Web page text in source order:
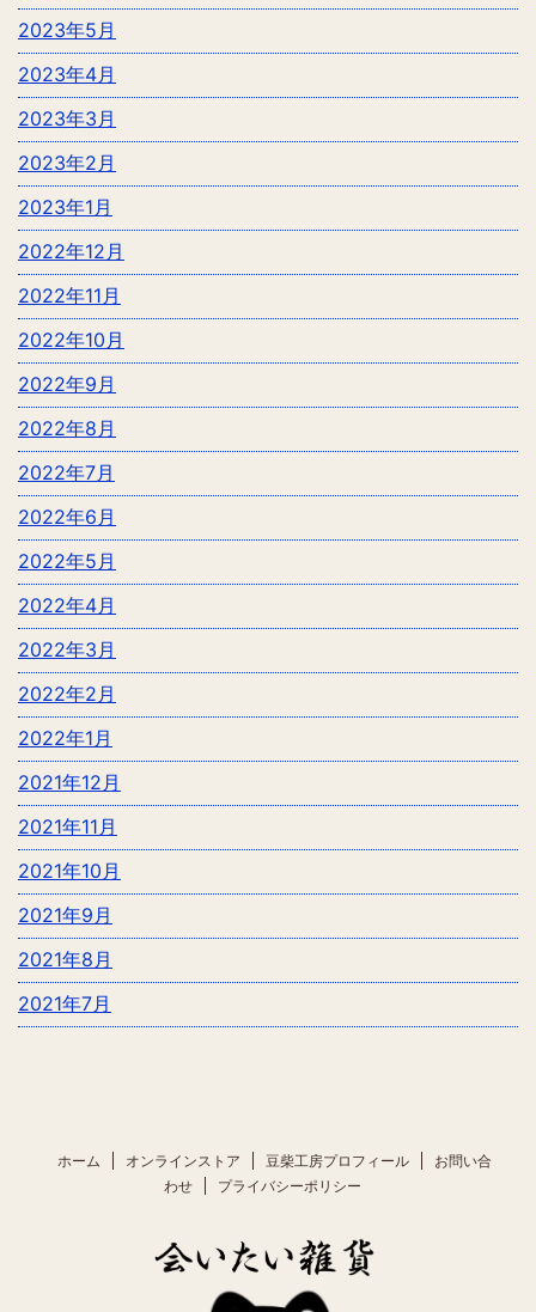
2023年5月
2023年4月
2023年3月
2023年2月
2023年1月
2022年12月
2022年11月
2022年10月
2022年9月
2022年8月
2022年7月
2022年6月
2022年5月
2022年4月
2022年3月
2022年2月
2022年1月
2021年12月
2021年11月
2021年10月
2021年9月
2021年8月
2021年7月
ホーム オンラインストア 豆柴工房プロフィール
お問い合
わせ
プライバシーポリシー